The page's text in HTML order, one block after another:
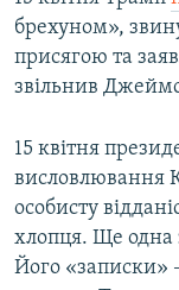
брехуном»,
присягою та
звільнив
15 квітня
висловлювання
особисту
хлопця. Ще одна
Його «записки»